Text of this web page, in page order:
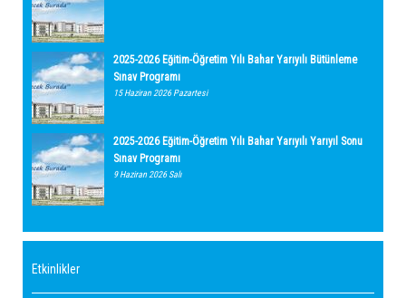
2025-2026 Eğitim-Öğretim Yılı Bahar Yarıyılı Bütünleme
Sınav Programı
15 Haziran 2026 Pazartesi
2025-2026 Eğitim-Öğretim Yılı Bahar Yarıyılı Yarıyıl Sonu
Sınav Programı
9 Haziran 2026 Salı
Etkinlikler